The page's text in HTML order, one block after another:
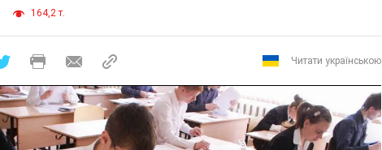
164,2 т.
Читати українською